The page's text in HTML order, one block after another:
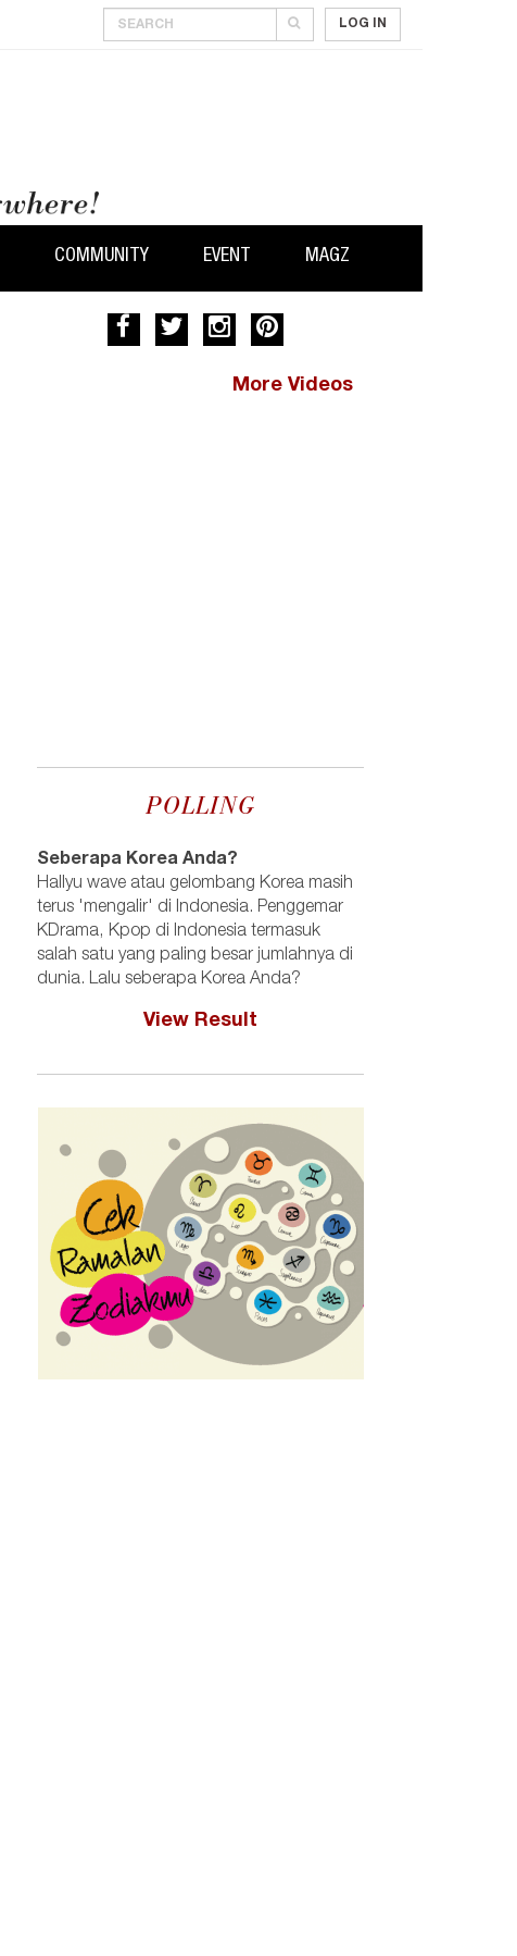
LOG IN
COMMUNITY EVENT MAGZ
More Videos
POLLING
Seberapa Korea Anda?
Hallyu wave atau gelombang Korea masih
terus 'mengalir' di Indonesia. Penggemar
KDrama, Kpop di Indonesia termasuk
salah satu yang paling besar jumlahnya di
dunia. Lalu seberapa Korea Anda?
View Result